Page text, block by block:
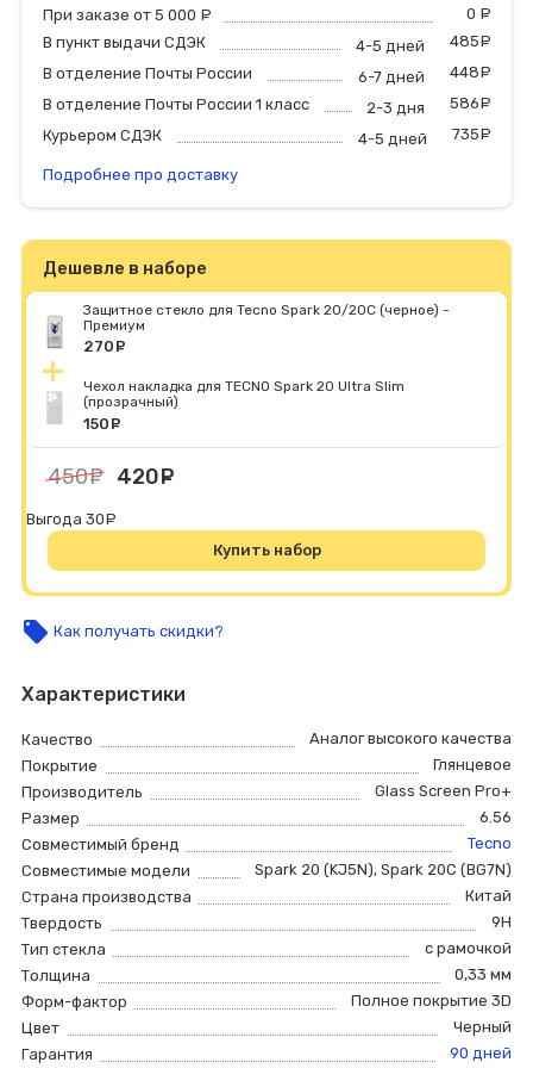
При заказе от 5 000 0
В пункт выдачи СДЭК
4-5 дней 485
В отделение Почты России
6-7 дней 448
В отделение Почты России 1 класс
2-3 дня 586
Курьером СДЭК
4-5 дней 735
Подробнее про доставку
Дешевле в наборе
Защитное стекло для Tecno Spark 20/20C (черное) -
Премиум
270
Чехол накладка для TECNO Spark 20 Ultra Slim
(прозрачный)
150
450 руб.
420
Выгода 30
Купить набор
local_offer Как получать скидки?
Характеристики
Качество
Аналог высокого качества
Покрытие
Глянцевое
Производитель
Glass Screen Pro+
Размер
6.56
Совместимый бренд
Tecno
Совместимые модели
Spark 20 (KJ5N), Spark 20C (BG7N)
Страна производства
Китай
Твердость
9H
Тип стекла
с рамочкой
Толщина
0,33 мм
Форм-фактор
Полное покрытие 3D
Цвет
Черный
Гарантия
90 дней